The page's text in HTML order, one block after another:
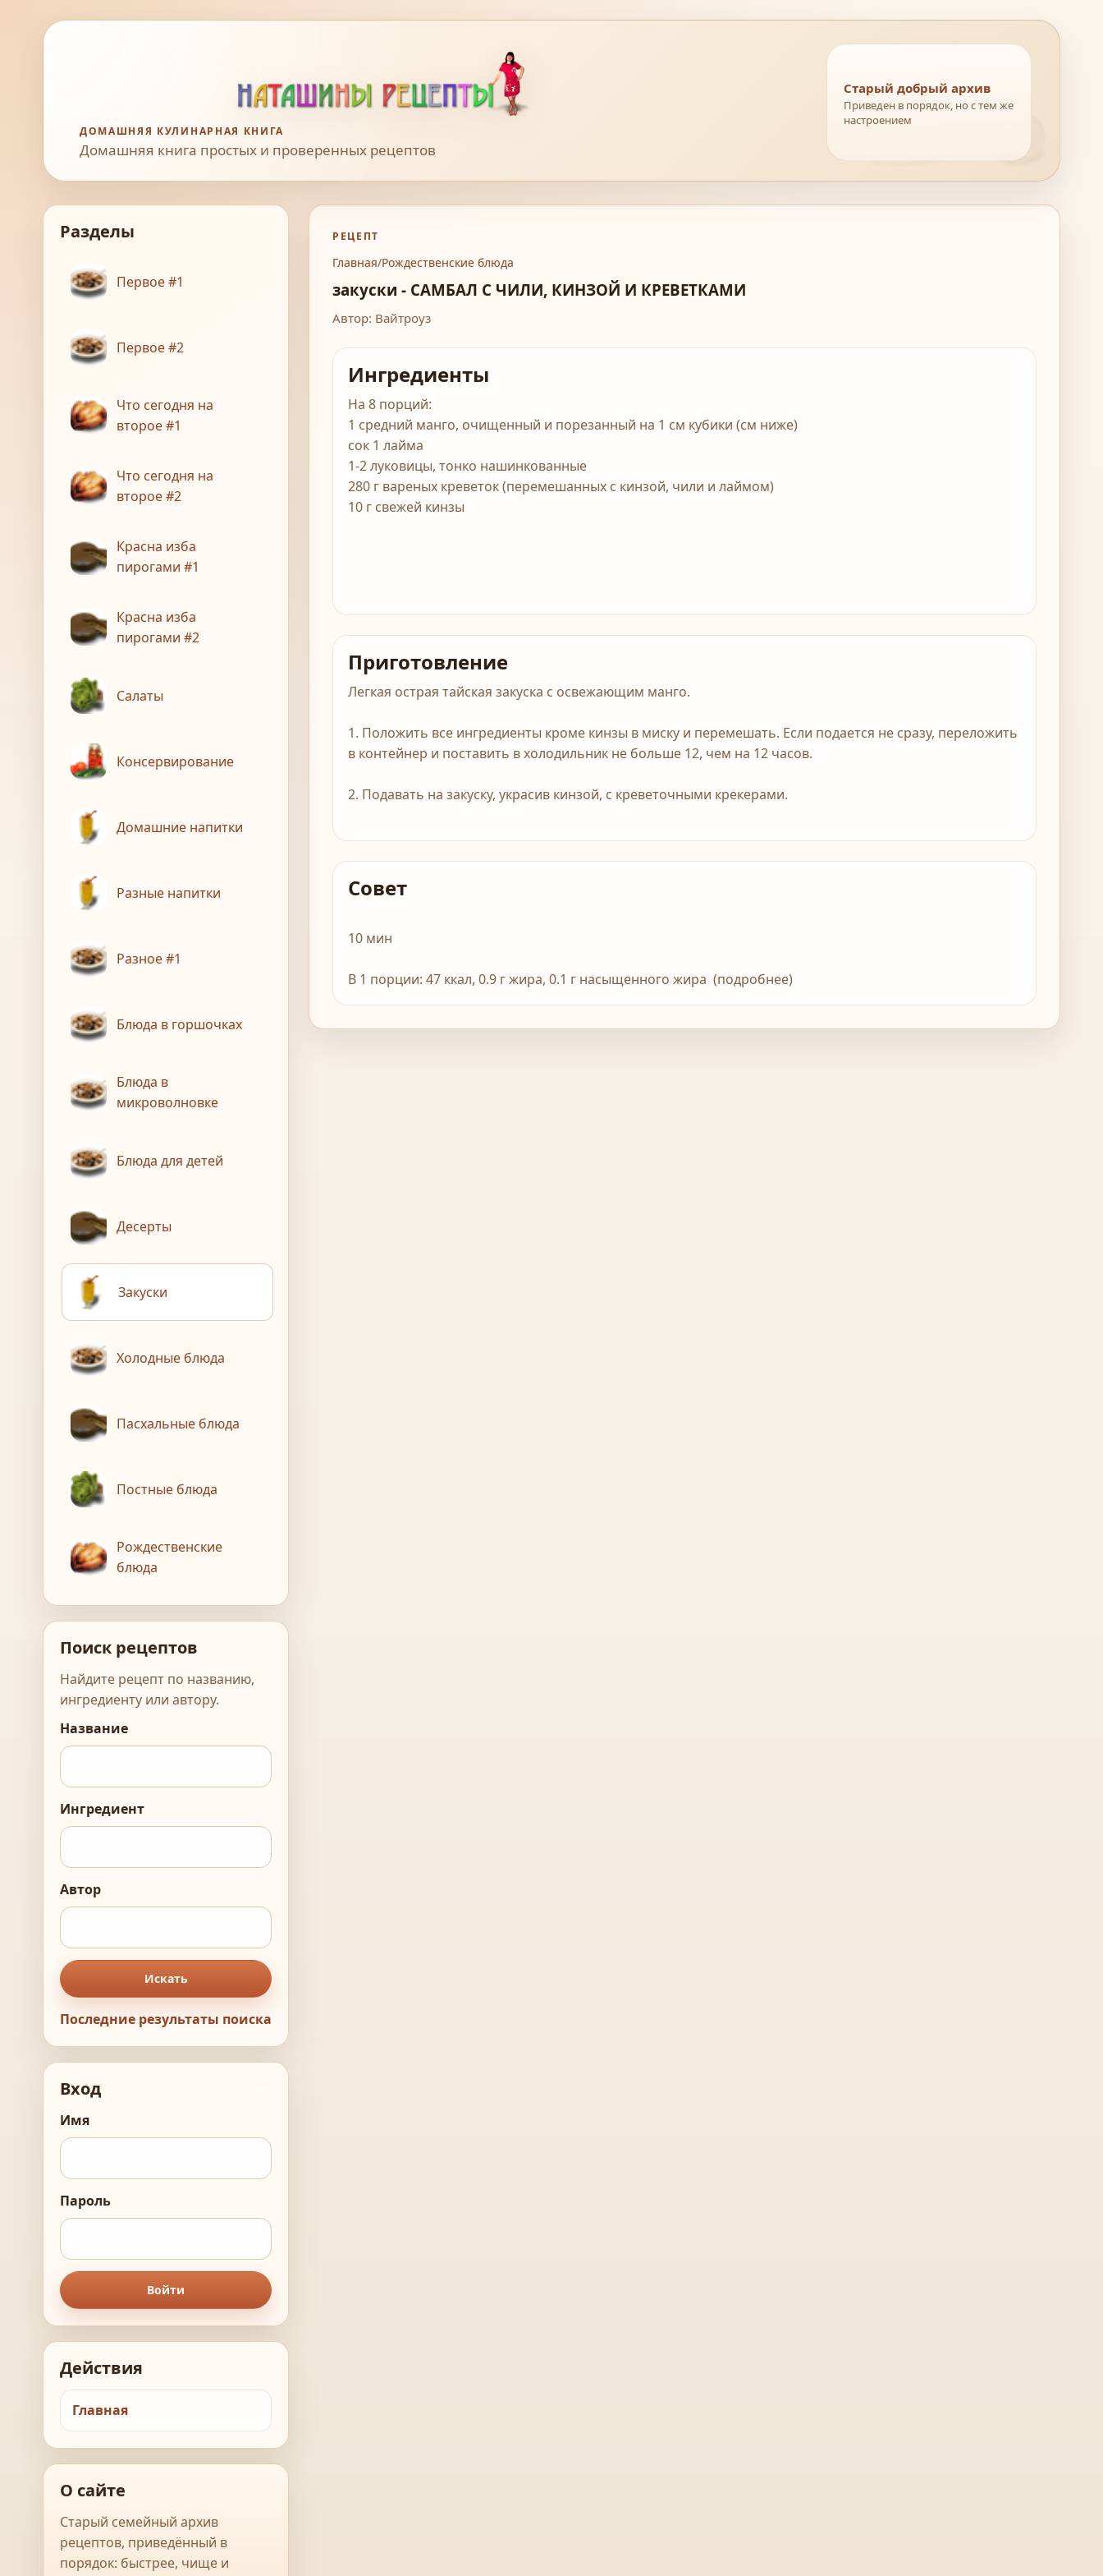
ДОМАШНЯЯ КУЛИНАРНАЯ КНИГА
Домашняя книга простых и проверенных рецептов
Старый добрый архив
Приведен в порядок, но с тем же
настроением
Разделы
Первое #1
Первое #2
Что сегодня на
второе #1
Что сегодня на
второе #2
Красна изба
пирогами #1
Красна изба
пирогами #2
Салаты
Консервирование
Домашние напитки
Разные напитки
Разное #1
Блюда в горшочках
Блюда в
микроволновке
Блюда для детей
Десерты
Закуски
Холодные блюда
Пасхальные блюда
Постные блюда
Рождественские
блюда
Поиск рецептов
Найдите рецепт по названию,
ингредиенту или автору.
Название
Ингредиент
Автор
Искать
Последние результаты поиска
Вход
Имя
Пароль
Войти
Действия
Главная
О сайте
Старый семейный архив
рецептов, приведённый в
порядок: быстрее, чище и
РЕЦЕПТ
Главная/Рождественские блюда
закуски - САМБАЛ С ЧИЛИ, КИНЗОЙ И КРЕВЕТКАМИ
Автор: Вайтроуз
Ингредиенты
На 8 порций:
1 средний манго, очищенный и порезанный на 1 см кубики (см ниже)
сок 1 лайма
1-2 луковицы, тонко нашинкованные
280 г вареных креветок (перемешанных с кинзой, чили и лаймом)
10 г свежей кинзы
Приготовление
Легкая острая тайская закуска с освежающим манго.
1. Положить все ингредиенты кроме кинзы в миску и перемешать. Если подается не сразу, переложить
в контейнер и поставить в холодильник не больше 12, чем на 12 часов.
2. Подавать на закуску, украсив кинзой, с креветочными крекерами.
Совет
10 мин
В 1 порции: 47 ккал, 0.9 г жира, 0.1 г насыщенного жира (подробнее)